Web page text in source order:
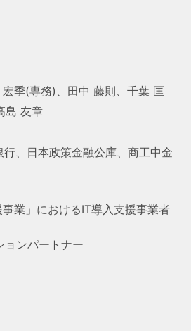
季(専務)、田中 藤則、 千葉 匡
島 友章
、日本政策金融公庫、商工中金
業」におけるIT導入支援事業者
ョンパートナー